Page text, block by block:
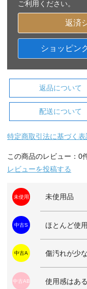
ご利用ください。
返済
ショッピン
返品について
配送について
特定商取引法に基づく表
この商品のレビュー：0
レビューを投稿する
未使用 未使用品
中古S ほとんど使
中古A 傷汚れが少
中古AB 使用感はあ